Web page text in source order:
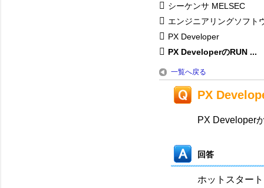
シーケンサ MELSEC
エンジニアリングソフト
PX Developer
PX DeveloperのRUN ...
一覧へ戻る
PX
PX Developer
回答
ホットスター